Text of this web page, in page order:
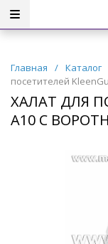
Главная / Каталог
посетителей
ХАЛАТ ДЛЯ
A10 С